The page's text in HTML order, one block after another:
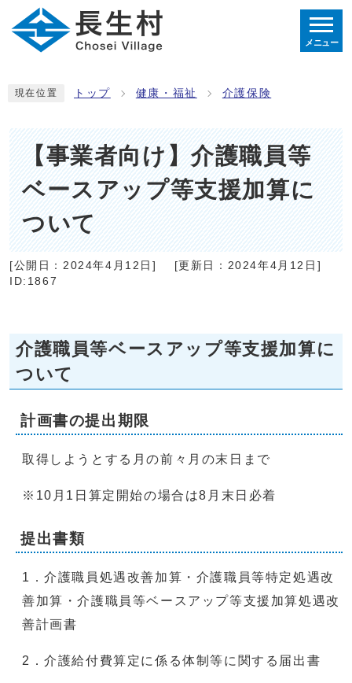
メニュー
現在位置 トップ 健康・福祉 介護保険
【事業者向け】介護職員等
ベースアップ等支援加算に
ついて
[公開日： 2024年4月12日 ] [更新日： 2024年4月12日 ]
ID:1867
介護職員等ベースアップ等支援加算に
ついて
計画書の提出期限
取得しようとする月の前々月の末日まで
※10月1日算定開始の場合は8月末日必着
提出書類
1．介護職員処遇改善加算・介護職員等特定処遇改
善加算・介護職員等ベースアップ等支援加算処遇改
善計画書
2．介護給付費算定に係る体制等に関する届出書